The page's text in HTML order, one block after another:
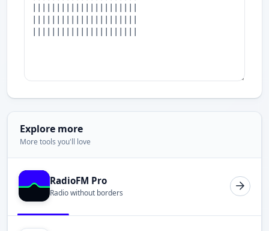
Explore more
More tools you'll love
RadioFM Pro
Radio without borders